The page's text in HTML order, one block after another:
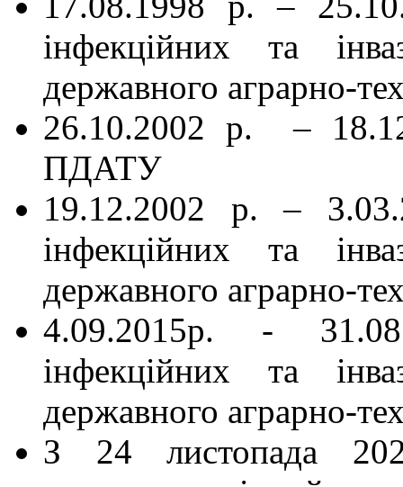
інфекційних та
державного аграрно-
26.10.2002 р. ‒
ПДАТУ
19.12.2002 р. –
інфекційних та
державного аграрно-
4.09.2015р. - 31.08.
інфекційних та
державного аграрно-
З 24 листопада